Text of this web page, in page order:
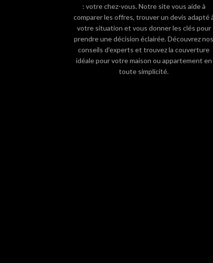
: votre chez-vous. Notre site vous aide à
comparer les offres, trouver un devis adapté
votre situation et vous donner les clés pour
prendre une décision éclairée. Découvrez nos
conseils d’experts et trouvez la couverture
idéale pour votre maison ou appartement en
toute simplicité.